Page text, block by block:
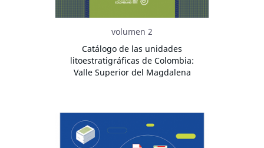
volumen 2
Catálogo de las unidades
litoestratigráficas de Colombia:
Valle Superior del Magdalena